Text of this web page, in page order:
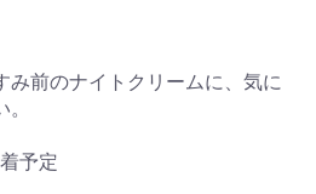
ける カートへ進む
み前のナイトクリームに、気に
予定